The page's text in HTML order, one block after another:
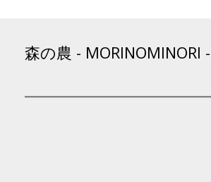
森の農 - MORINOMINORI -